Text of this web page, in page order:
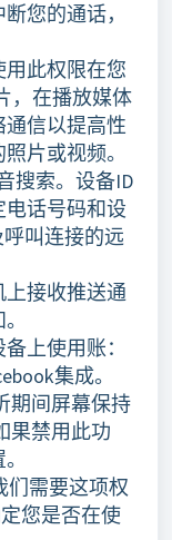
您的通话，
用此权限在您
，在播放媒体
信以提高性
片或视频。
搜索。设备ID
话号码和设
叫连接的远
接收推送通
上使用账：
集成。
期间屏幕保持
果禁用此功
们需要这项权
您是否在使